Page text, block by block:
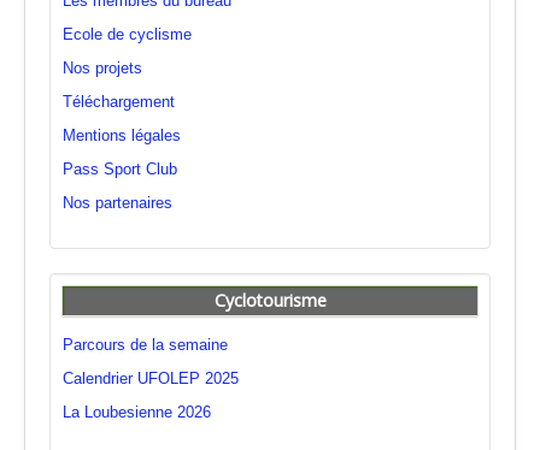
Ecole de cyclisme
Nos projets
Téléchargement
Mentions légales
Pass Sport Club
Nos partenaires
Cyclotourisme
Parcours de la semaine
Calendrier UFOLEP 2025
La Loubesienne 2026